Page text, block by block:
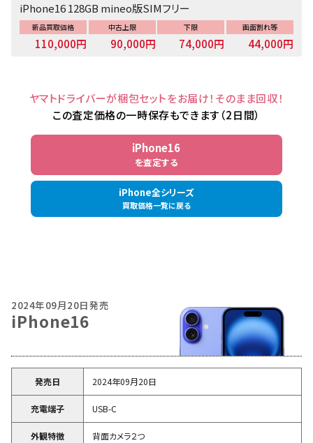
iPhone16 128GB mineo版SIMフリー
新品買取価格
110,000円
中古上限
90,000円
下限
74,000円
画面割れ等
44,000円
ヤマトドライバーが梱包セットをお届け！そのまま回収！
この査定価格の一時保存もできます（2日間）
iPhone16
を査定する
iPhone全シリーズ
買取価格一覧に戻る
2024年09月20日発売
iPhone16
発売日 2024年09月20日
充電端子 USB-C
外観特徴 背面カメラ２つ